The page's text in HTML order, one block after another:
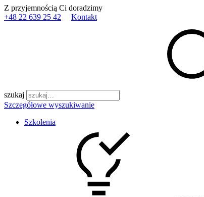
Z przyjemnością Ci doradzimy
+48 22 639 25 42
Kontakt
szukaj
Szczegółowe wyszukiwanie
Szkolenia